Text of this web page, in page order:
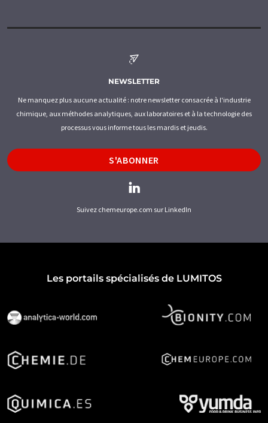
NEWSLETTER
Ne manquez plus aucune actualité : notre newsletter consacrée à l'industrie
chimique, aux méthodes analytiques, aux laboratoires et à la technologie des
processus vous informe tous les mardis et jeudis.
S'ABONNER
Suivez chemeurope.com sur LinkedIn
Les portails spécialisés de LUMITOS